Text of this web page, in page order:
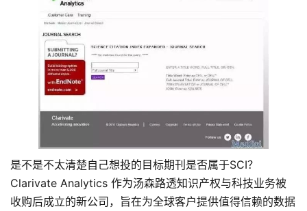
是不是不太清楚自己想投的目标期刊是否属于SCI？
Clarivate Analytics 作为汤森路透知识产权与科技业务被
收购后成立的新公司，旨在为全球客户提供值得信赖的数据